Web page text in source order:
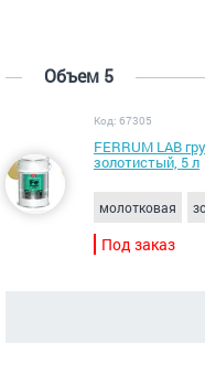
Объем 5
Код: 67305
FERRUM LAB
золотистый, 5 л
молотковая
Под заказ